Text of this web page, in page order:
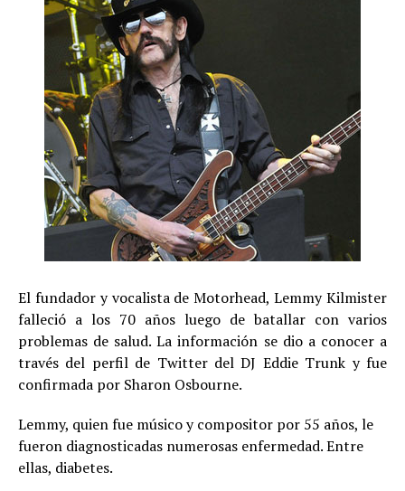
El fundador y vocalista de Motorhead, Lemmy Kilmister
falleció a los 70 años luego de batallar con varios
problemas de salud. La información se dio a conocer a
través del perfil de Twitter del DJ Eddie Trunk y fue
confirmada por Sharon Osbourne.
Lemmy, quien fue músico y compositor por 55 años, le
fueron diagnosticadas numerosas enfermedad. Entre
ellas, diabetes.